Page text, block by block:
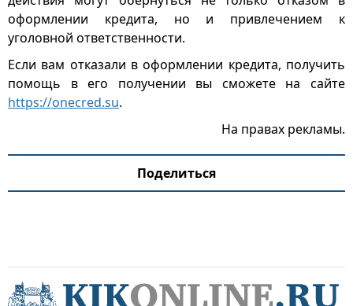
оформлении кредита, но и привлечением к
уголовной ответственности.
Если вам отказали в оформлении кредита, получить
помощь в его получении вы сможете на сайте
https://onecred.su.
На правах рекламы.
Поделиться